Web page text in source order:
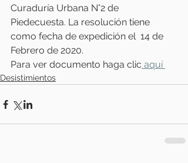
Curaduría Urbana N°2 de
Piedecuesta. La resolución tiene
como fecha de expedición el  14 de
Febrero de 2020.
Para ver documento haga clic aquí
Desistimientos